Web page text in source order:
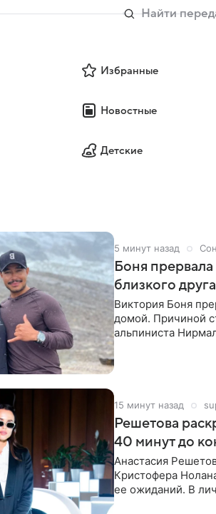
Избранные
Новостные
Детские
5 минут назад
Боня
близкого
Виктория Боня
домой. Причиной
альпиниста
15 минут назад
Решетова
40 минут до
Анастасия
Кристофера
ее ожиданий. В